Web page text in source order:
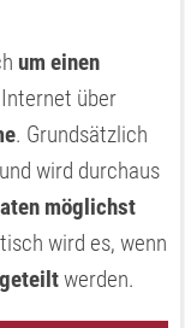
um einen
über
. Grundsätzlich
wird durchaus
möglichst
wird es, wenn
werden.